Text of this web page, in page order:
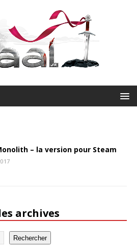
– la version pour Steam
archives
Rechercher